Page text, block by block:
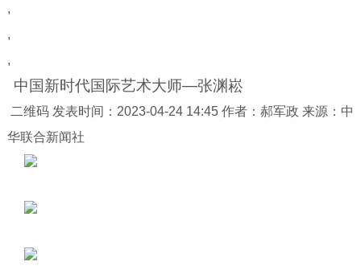
,
,
,
中国新时代国际艺术大师—张渊崧
二维码 发表时间：2023-04-24 14:45 作者：郝军政 来源：中
华联合新闻社